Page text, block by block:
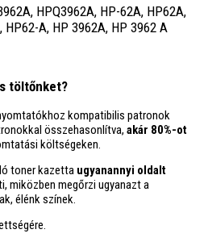
HPQ3962A, HP-62A, HP62A,
HP62-A, HP 3962A, HP 3962 A
töltőnket?
kompatibilis patronok
összehasonlítva, akár 80%-ot
költségeken.
toner kazetta ugyanannyi oldalt
miközben megőrzi ugyanazt a
élénk színek.